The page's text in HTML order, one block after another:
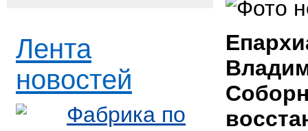
Лента
новостей
Фабрика по